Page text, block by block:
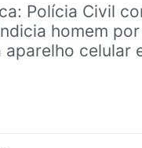
Polícia Civil
homem
aparelho celular